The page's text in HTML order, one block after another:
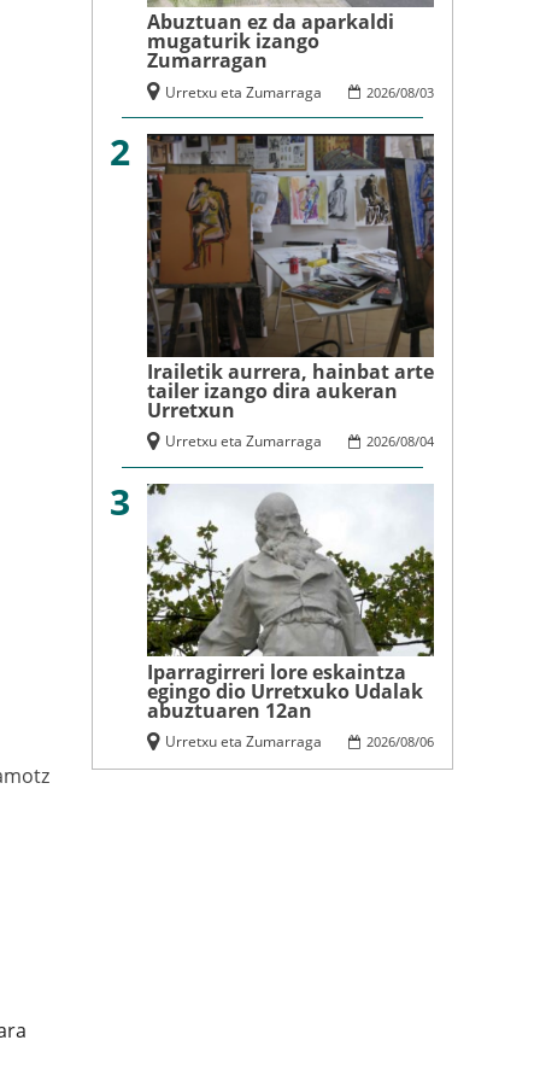
Abuztuan ez da aparkaldi
mugaturik izango
Zumarragan
2026/08/03
Urretxu eta Zumarraga
2
Irailetik aurrera, hainbat arte
tailer izango dira aukeran
Urretxun
2026/08/04
Urretxu eta Zumarraga
3
Iparragirreri lore eskaintza
egingo dio Urretxuko Udalak
abuztuaren 12an
2026/08/06
Urretxu eta Zumarraga